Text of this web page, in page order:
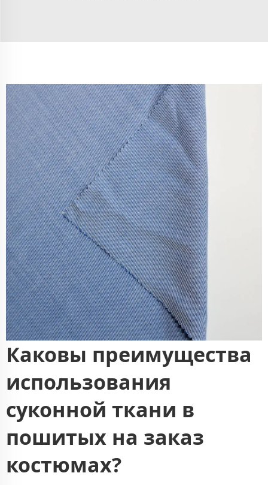
Каковы преимущества
использования
суконной ткани в
пошитых на заказ
костюмах?